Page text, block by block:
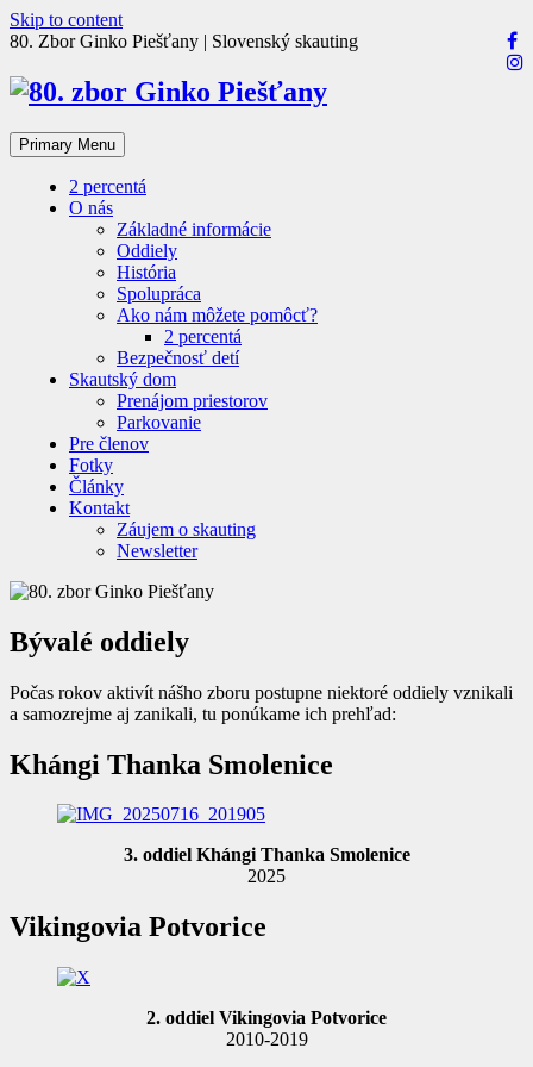
Skip to content
80. Zbor Ginko Piešťany | Slovenský skauting
Primary Menu
2 percentá
O nás
Základné informácie
Oddiely
História
Spolupráca
Ako nám môžete pomôcť?
2 percentá
Bezpečnosť detí
Skautský dom
Prenájom priestorov
Parkovanie
Pre členov
Fotky
Články
Kontakt
Záujem o skauting
Newsletter
Bývalé oddiely
Počas rokov aktivít nášho zboru postupne niektoré oddiely vznikali
a samozrejme aj zanikali, tu ponúkame ich prehľad:
Khángi Thanka Smolenice
3. oddiel Khángi Thanka Smolenice
2025
Vikingovia Potvorice
2. oddiel Vikingovia Potvorice
2010-2019